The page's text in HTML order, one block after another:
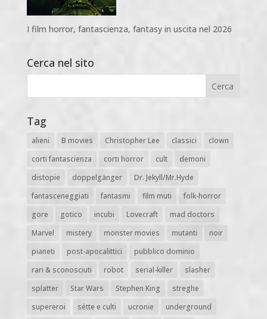
I film horror, fantascienza, fantasy in uscita nel 2026
Cerca nel sito
Tag
alieni B movies Christopher Lee classici
clown
corti fantascienza
corti horror cult
demoni
distopie
doppelgänger
Dr. Jekyll/Mr.Hyde
fantasceneggiati
fantasmi film muti
folk-horror
gore
gotico incubi Lovecraft
mad doctors
Marvel
mistery monster movies mutanti
noir
pianeti
post-apocalittici
pubblico dominio
rari & sconosciuti
robot serial-killer
slasher
splatter
Star Wars Stephen King
streghe
supereroi
sétte e culti ucronie
underground